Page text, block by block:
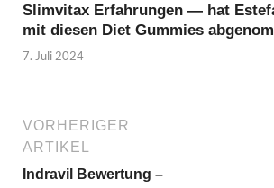
Slimvitax Erfahrungen — hat
mit diesen Diet Gummies
7. Juli 2024
VORHERIGER
ARTIKEL
Indravil Bewertung –